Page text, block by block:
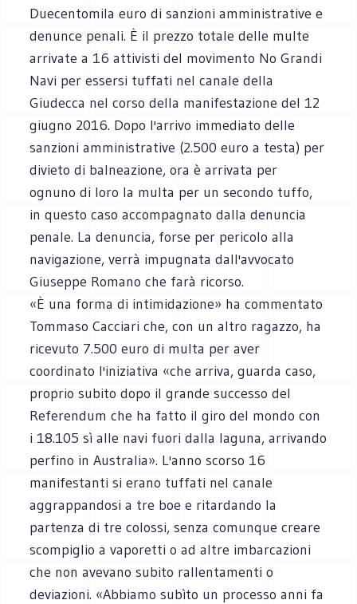
Duecentomila euro di sanzioni amministrative e
denunce penali. È il prezzo totale delle multe
arrivate a 16 attivisti del movimento No Grandi
Navi per essersi tuffati nel canale della
Giudecca nel corso della manifestazione del 12
giugno 2016. Dopo l'arrivo immediato delle
sanzioni amministrative (2.500 euro a testa) per
divieto di balneazione, ora è arrivata per
ognuno di loro la multa per un secondo tuffo,
in questo caso accompagnato dalla denuncia
penale. La denuncia, forse per pericolo alla
navigazione, verrà impugnata dall'avvocato
Giuseppe Romano che farà ricorso.
«È una forma di intimidazione» ha commentato
Tommaso Cacciari che, con un altro ragazzo, ha
ricevuto 7.500 euro di multa per aver
coordinato l'iniziativa «che arriva, guarda caso,
proprio subito dopo il grande successo del
Referendum che ha fatto il giro del mondo con
i 18.105 sì alle navi fuori dalla laguna, arrivando
perfino in Australia». L'anno scorso 16
manifestanti si erano tuffati nel canale
aggrappandosi a tre boe e ritardando la
partenza di tre colossi, senza comunque creare
scompiglio a vaporetti o ad altre imbarcazioni
che non avevano subito rallentamenti o
deviazioni. «Abbiamo subìto un processo anni fa